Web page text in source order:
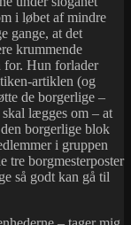
i løbet af mindre
gange, at det
krummende
for. Hun forlader
artiklen (og
de borgerlige –
lægges om – at
borgerlige blok
i gruppen
tre borgmesterposter
så godt kan gå til